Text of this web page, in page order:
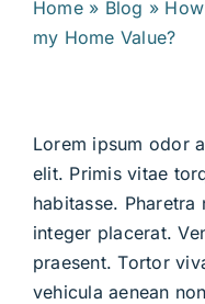
Home» Blog »
my Home Value?
Lorem ipsum odor
elit. Primis vitae
habitasse.
integer placerat.
praesent. Tortor
vehicula aenean